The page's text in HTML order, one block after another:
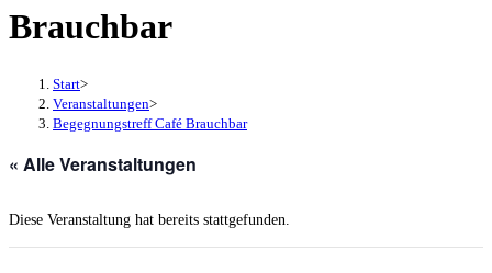
Brauchbar
Start>
Veranstaltungen>
Begegnungstreff Café Brauchbar
« Alle Veranstaltungen
Diese Veranstaltung hat bereits stattgefunden.